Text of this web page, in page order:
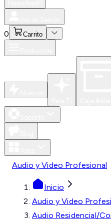
0 Carrito
Audio y Video Profesional
Inicio
Audio y Video
Audio Residencial/